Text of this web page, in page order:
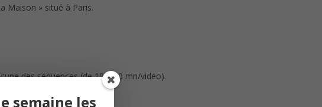
Maison » situé à Paris.
des séquences (de 10 à 20 mn/vidéo).
semaine les